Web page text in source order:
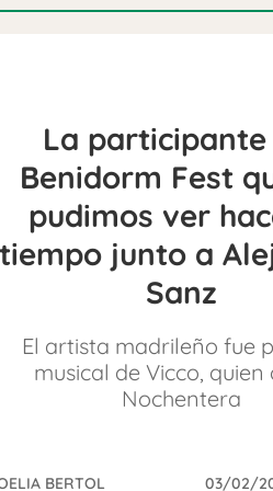
La participante
Benidorm Fest
pudimos ver
junto a
Sanz
El artista madrileño fue
musical de Vicco, quien
Nochentera
BERTOL 03/02/